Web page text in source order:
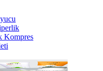
Kompres